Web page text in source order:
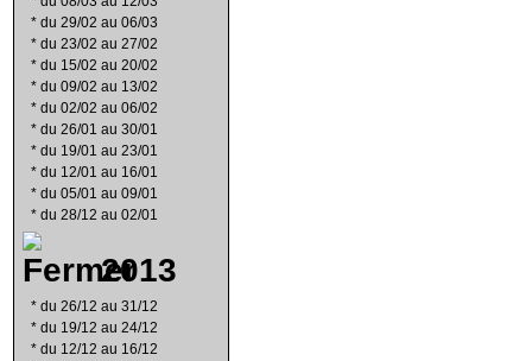
* du 29/02 au 06/03
* du 23/02 au 27/02
* du 15/02 au 20/02
* du 09/02 au 13/02
* du 02/02 au 06/02
* du 26/01 au 30/01
* du 19/01 au 23/01
* du 12/01 au 16/01
* du 05/01 au 09/01
* du 28/12 au 02/01
2013
* du 26/12 au 31/12
* du 19/12 au 24/12
* du 12/12 au 16/12